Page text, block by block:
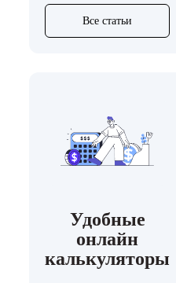
Все статьи
Удобные
онлайн
калькуляторы